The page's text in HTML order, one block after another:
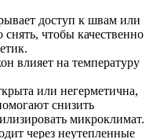
доступ к швам или
снять, чтобы качественно
влияет на температуру
или негерметична,
снизить
микроклимат.
через неутепленные